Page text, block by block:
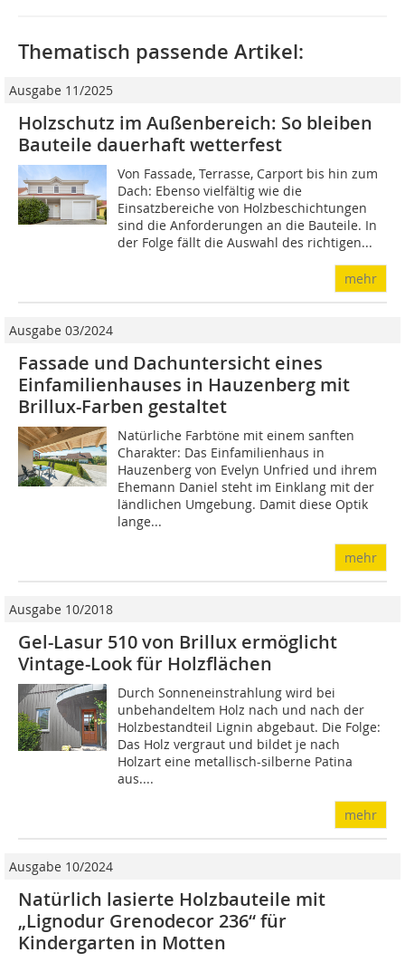
Thematisch passende Artikel:
Ausgabe 11/2025
Holzschutz im Außenbereich: So bleiben
Bauteile dauerhaft wetterfest
Von Fassade, Terrasse, Carport bis hin zum
Dach: Ebenso vielfältig wie die
Einsatzbereiche von Holzbeschichtungen
sind die Anforderungen an die Bauteile. In
der Folge fällt die Auswahl des richtigen...
mehr
Ausgabe 03/2024
Fassade und Dachuntersicht eines
Einfamilienhauses in Hauzenberg mit
Brillux-Farben gestaltet
Natürliche Farbtöne mit einem sanften
Charakter: Das Einfamilienhaus in
Hauzenberg von Evelyn Unfried und ihrem
Ehemann Daniel steht im Einklang mit der
ländlichen Umgebung. Damit diese Optik
lange...
mehr
Ausgabe 10/2018
Gel-Lasur 510 von Brillux ermöglicht
Vintage-Look für Holzflächen
Durch Sonneneinstrahlung wird bei
unbehandeltem Holz nach und nach der
Holzbestandteil Lignin abgebaut. Die Folge:
Das Holz vergraut und bildet je nach
Holzart eine metallisch-silberne Patina
aus....
mehr
Ausgabe 10/2024
Natürlich lasierte Holzbauteile mit
„Lignodur Grenodecor 236“ für
Kindergarten in Motten